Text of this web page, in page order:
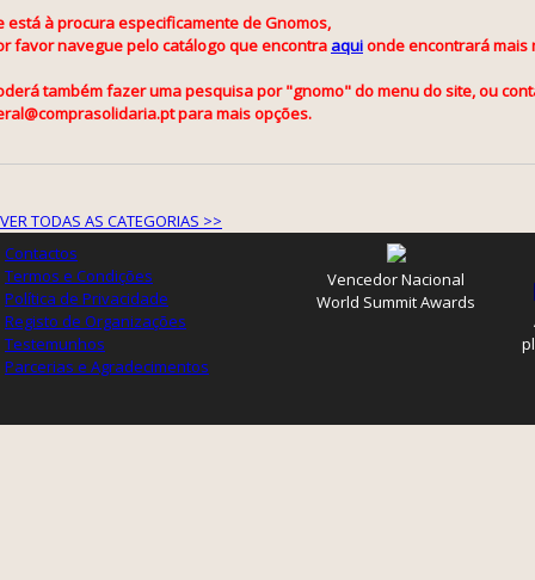
está à procura especificamente de Gnomos,
favor navegue pelo catálogo que encontra aquionde encontrará mais
também fazer uma pesquisa por "gnomo" do menu do site, ou
para mais opções.
VER TODAS AS CATEGORIAS >>
Contactos
Termos e Condições
Política de Privacidade
Registo de Organizações
Testemunhos
Parcerias e Agradecimentos
Vencedor Nacional
World Summit Awards